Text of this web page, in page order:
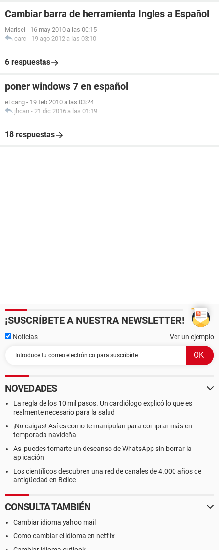
Cambiar barra de herramienta Ingles a Español
Marisel - 16 may 2010 a las 00:15
carc - 19 ago 2012 a las 03:10
6 respuestas
poner windows 7 en español
el cang - 19 feb 2010 a las 03:24
jhoan - 21 dic 2016 a las 01:19
18 respuestas
¡SUSCRÍBETE A NUESTRA NEWSLETTER!
Noticias Ver un ejemplo
NOVEDADES
La regla de los 10 mil pasos. Un cardiólogo explicó lo que es
realmente necesario para la salud
¡No caigas! Así es como te manipulan para comprar más en
temporada navideña
Así puedes tomarte un descanso de WhatsApp sin borrar la
aplicación
Los científicos descubren una red de canales de 4.000 años de
antigüedad en Belice
CONSULTA TAMBIÉN
Cambiar idioma yahoo mail
Como cambiar el idioma en netflix